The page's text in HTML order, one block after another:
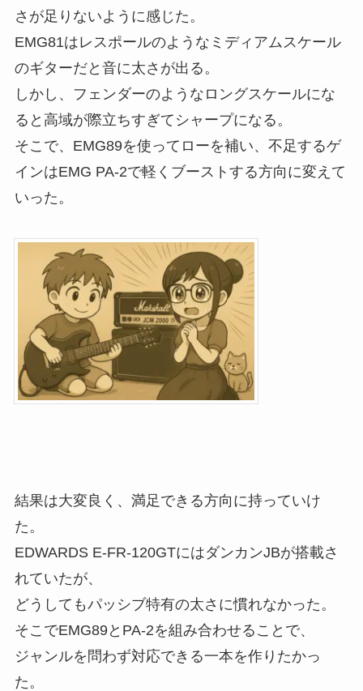
さが足りないように感じた。
EMG81はレスポールのようなミディアムスケール
のギターだと音に太さが出る。
しかし、フェンダーのようなロングスケールにな
ると高域が際立ちすぎてシャープになる。
そこで、EMG89を使ってローを補い、不足するゲ
インはEMG PA-2で軽くブーストする方向に変えて
いった。
結果は大変良く、満足できる方向に持っていけ
た。
EDWARDS E-FR-120GTにはダンカンJBが搭載さ
れていたが、
どうしてもパッシブ特有の太さに慣れなかった。
そこでEMG89とPA-2を組み合わせることで、
ジャンルを問わず対応できる一本を作りたかっ
た。